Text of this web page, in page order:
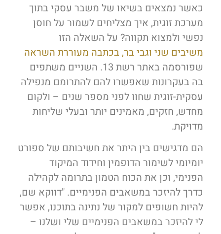
כאשר נמצאים בשיאו של משבר עסקי בתוך
מערכת זוגית, איך מצליחים לשמור על חוסן
נפשי ולמצוא תקווה? על השאלה הזו
משיבים שני וגבי בר, בכתבה מעוררת השראה
שפורסמה באתר רשת 13. השניים משתפים
בה בעקרונות שאפשרו להם להתרומם מנפילה
עסקית-זוגית שחוו לפני מספר שנים – ולקום
מחדש, חזקים, מאמינים יותר ובעלי שליחות
מדויקת.
הם מדגישים בין היתר את חשיבותם של ספורט
יומיומי לשימור הדופמין וחידוד המיקוד
הפנימי, וכן את הכוח הטמון בתרומה לקהילה
כדרך להיזכר במשאבים הפנימיים. "דווקא שם,
להיות חשופים למקור של נתינה בתוכנו, אפשר
לי להיזכר במשאבים הפנימיים שלי ושלנו –